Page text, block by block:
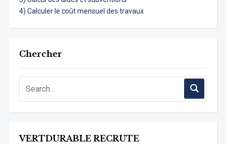
4) Calculer le coût mensuel des travaux
Chercher
VERTDURABLE RECRUTE